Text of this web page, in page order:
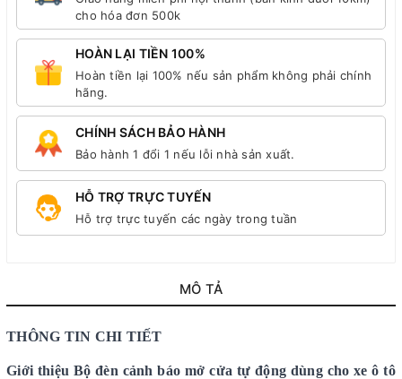
cho hóa đơn 500k
HOÀN LẠI TIỀN 100%
Hoàn tiền lại 100% nếu sản phẩm không phải chính
hãng.
CHÍNH SÁCH BẢO HÀNH
Bảo hành 1 đổi 1 nếu lỗi nhà sản xuất.
HỖ TRỢ TRỰC TUYẾN
Hỗ trợ trực tuyến các ngày trong tuần
MÔ TẢ
THÔNG TIN CHI TIẾT
Giới thiệu Bộ đèn cảnh báo mở cửa tự động dùng cho xe ô tô